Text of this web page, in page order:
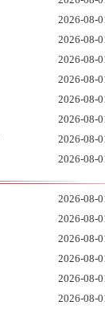
2026-08-
2026-08-
2026-08-
2026-08-
2026-08-
2026-08-
2026-08-
2026-08-
2026-08-
2026-08-
2026-08-
2026-08-
2026-08-
2026-08-